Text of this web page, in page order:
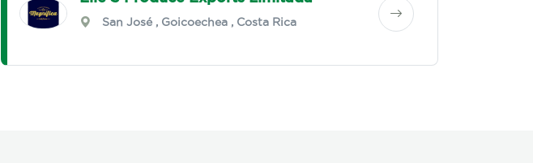
San José, Goicoechea, Costa Rica